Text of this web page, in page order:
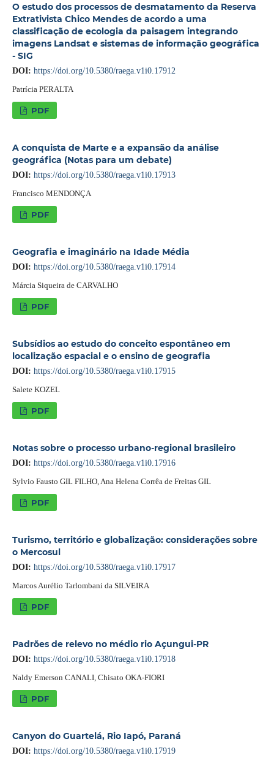
O estudo dos processos de desmatamento da Reserva
Extrativista Chico Mendes de acordo a uma
classificação de ecologia da paisagem integrando
imagens Landsat e sistemas de informação geográfica
- SIG
DOI: https://doi.org/10.5380/raega.v1i0.17912
Patrícia PERALTA
PDF
A conquista de Marte e a expansão da análise
geográfica (Notas para um debate)
DOI: https://doi.org/10.5380/raega.v1i0.17913
Francisco MENDONÇA
PDF
Geografia e imaginário na Idade Média
DOI: https://doi.org/10.5380/raega.v1i0.17914
Márcia Siqueira de CARVALHO
PDF
Subsídios ao estudo do conceito espontâneo em
localização espacial e o ensino de geografia
DOI: https://doi.org/10.5380/raega.v1i0.17915
Salete KOZEL
PDF
Notas sobre o processo urbano-regional brasileiro
DOI: https://doi.org/10.5380/raega.v1i0.17916
Sylvio Fausto GIL FILHO, Ana Helena Corrêa de Freitas GIL
PDF
Turismo, território e globalização: considerações sobre
o Mercosul
DOI: https://doi.org/10.5380/raega.v1i0.17917
Marcos Aurélio Tarlombani da SILVEIRA
PDF
Padrões de relevo no médio rio Açungui-PR
DOI: https://doi.org/10.5380/raega.v1i0.17918
Naldy Emerson CANALI, Chisato OKA-FIORI
PDF
Canyon do Guartelá, Rio Iapó, Paraná
DOI: https://doi.org/10.5380/raega.v1i0.17919